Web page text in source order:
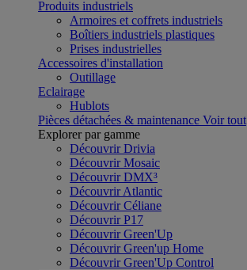
Produits industriels
Armoires et coffrets industriels
Boîtiers industriels plastiques
Prises industrielles
Accessoires d'installation
Outillage
Eclairage
Hublots
Pièces détachées & maintenance Voir tout
Explorer par gamme
Découvrir Drivia
Découvrir Mosaic
Découvrir DMX³
Découvrir Atlantic
Découvrir Céliane
Découvrir P17
Découvrir Green'Up
Découvrir Green'up Home
Découvrir Green'Up Control